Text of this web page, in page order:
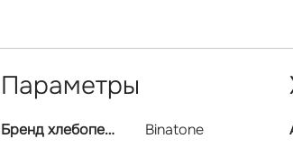
Параметры
Бренд хлебопечки
Binatone